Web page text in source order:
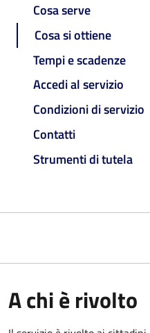
Cosa serve
Cosa si ottiene
Tempi e scadenze
Accedi al servizio
Condizioni di servizio
Contatti
Strumenti di tutela
A chi è rivolto